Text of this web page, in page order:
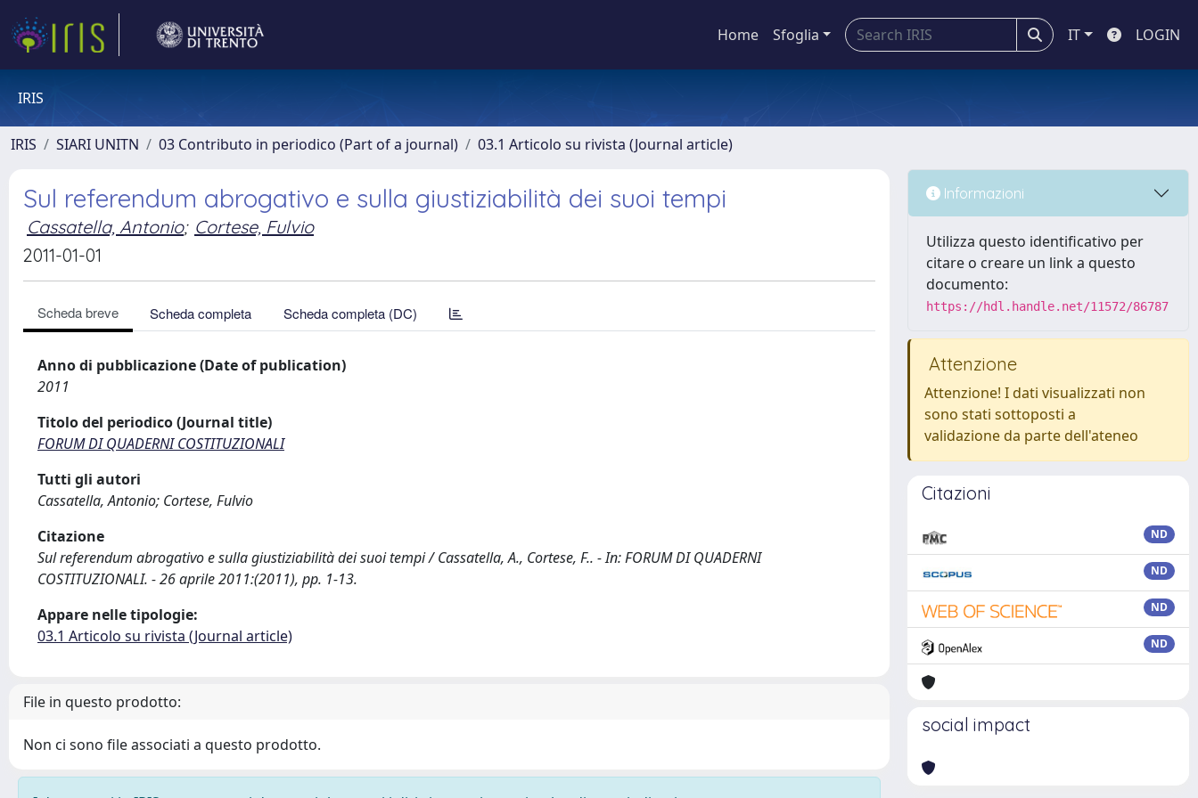
Home Sfoglia IT LOGIN
IRIS
IRIS SIARI UNITN 03 Contributo in periodico (Part of a journal) 03.1 Articolo su rivista (Journal article)
Sul referendum abrogativo e sulla giustiziabilità dei suoi tempi
Cassatella, Antonio; Cortese, Fulvio
2011-01-01
Scheda breve Scheda completa Scheda completa (DC)
Anno di pubblicazione (Date of publication)
2011
Titolo del periodico (Journal title)
FORUM DI QUADERNI COSTITUZIONALI
Tutti gli autori
Cassatella, Antonio; Cortese, Fulvio
Citazione
Sul referendum abrogativo e sulla giustiziabilità dei suoi tempi / Cassatella, A., Cortese, F.. - In: FORUM DI QUADERNI
COSTITUZIONALI. - 26 aprile 2011:(2011), pp. 1-13.
Appare nelle tipologie:
03.1 Articolo su rivista (Journal article)
File in questo prodotto:
Non ci sono file associati a questo prodotto.
Informazioni
Utilizza questo identificativo per
citare o creare un link a questo
documento:
https://hdl.handle.net/11572/86787
Attenzione
Attenzione! I dati visualizzati non
sono stati sottoposti a
validazione da parte dell'ateneo
Citazioni
ND
ND
ND
ND
social impact